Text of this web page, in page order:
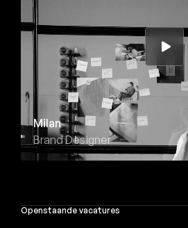
Milan
Brand Designer
Openstaande vacatures